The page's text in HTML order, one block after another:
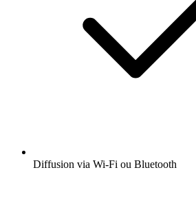
Diffusion via Wi-Fi ou Bluetooth